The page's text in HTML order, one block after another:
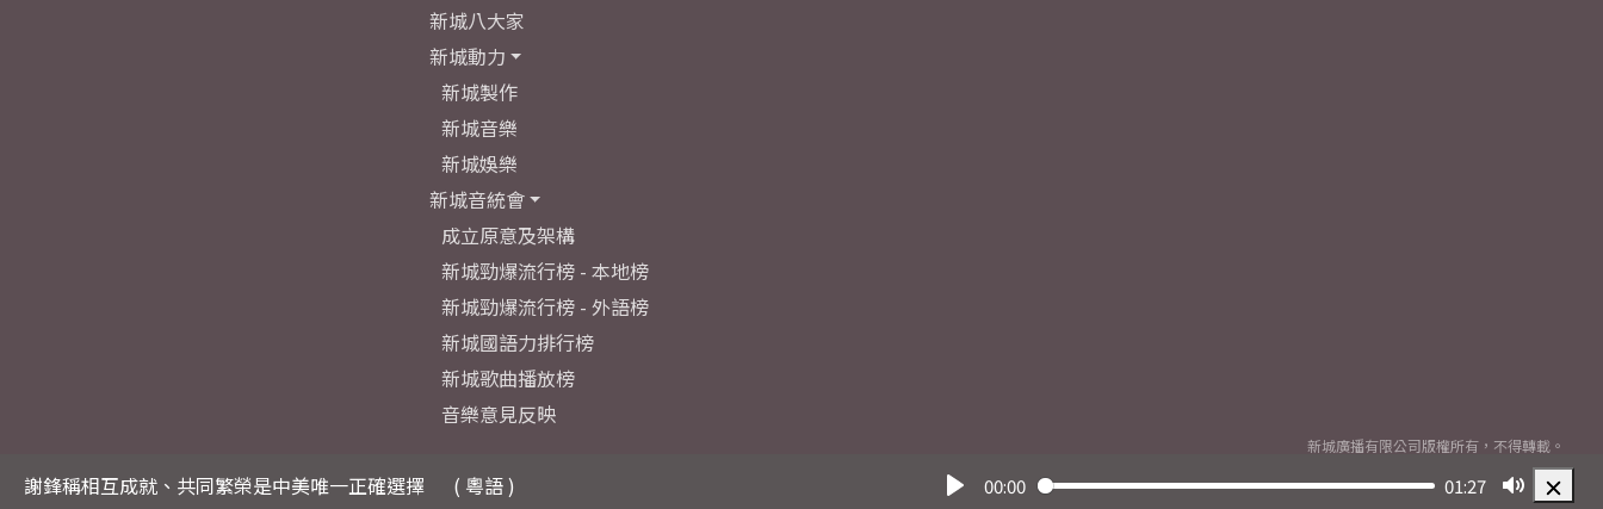
謝鋒稱相互成就、共同繁榮是中美唯一正確選擇
( 粵語 )
00:00 01:27
新城八大家
新城動力
新城製作
新城音樂
新城娛樂
新城音統會
成立原意及架構
新城勁爆流行榜 - 本地榜
新城勁爆流行榜 - 外語榜
新城國語力排行榜
新城歌曲播放榜
音樂意見反映
新城廣播有限公司版權所有，不得轉載。
2026© Metro Broadcast Corporation Limited. All rights reserved.